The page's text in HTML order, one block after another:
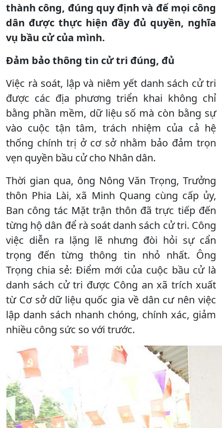
thành công, đúng quy định và để mọi công
dân được thực hiện đầy đủ quyền, nghĩa
vụ bầu cử của mình.
Đảm bảo thông tin cử tri đúng, đủ
Việc rà soát, lập và niêm yết danh sách cử tri
được các địa phương triển khai không chỉ
bằng phần mềm, dữ liệu số mà còn bằng sự
vào cuộc tận tâm, trách nhiệm của cả hệ
thống chính trị ở cơ sở nhằm bảo đảm trọn
vẹn quyền bầu cử cho Nhân dân.
Thời gian qua, ông Nông Văn Trọng, Trưởng
thôn Phia Lài, xã Minh Quang cùng cấp ủy,
Ban công tác Mặt trận thôn đã trực tiếp đến
từng hộ dân để rà soát danh sách cử tri. Công
việc diễn ra lặng lẽ nhưng đòi hỏi sự cẩn
trọng đến từng thông tin nhỏ nhất. Ông
Trọng chia sẻ: Điểm mới của cuộc bầu cử là
danh sách cử tri được Công an xã trích xuất
từ Cơ sở dữ liệu quốc gia về dân cư nên việc
lập danh sách nhanh chóng, chính xác, giảm
nhiều công sức so với trước.